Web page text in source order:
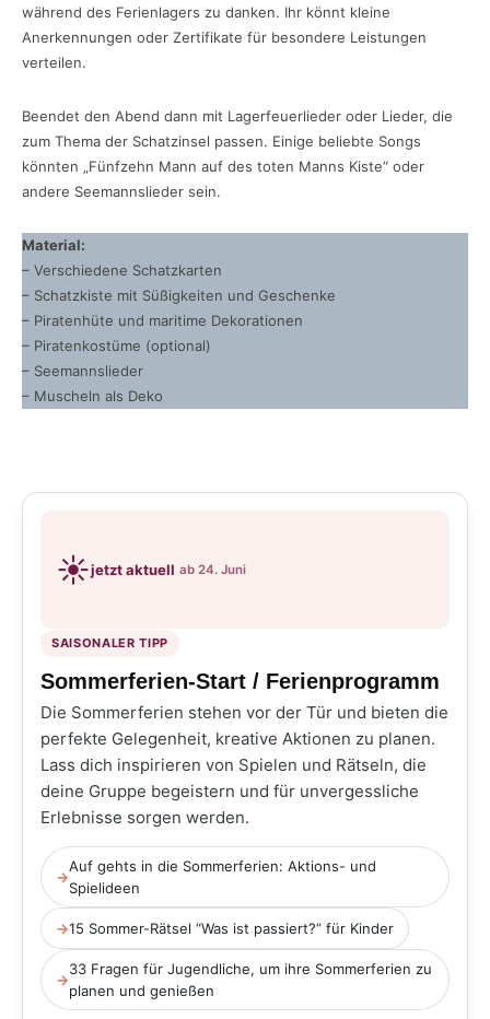
während des Ferienlagers zu danken. Ihr könnt kleine
Anerkennungen oder Zertifikate für besondere Leistungen
verteilen.
Beendet den Abend dann mit Lagerfeuerlieder oder Lieder, die
zum Thema der Schatzinsel passen. Einige beliebte Songs
könnten „Fünfzehn Mann auf des toten Manns Kiste“ oder
andere Seemannslieder sein.
Material:
– Verschiedene Schatzkarten
– Schatzkiste mit Süßigkeiten und Geschenke
– Piratenhüte und maritime Dekorationen
– Piratenkostüme (optional)
– Seemannslieder
– Muscheln als Deko
☀️jetzt aktuell ab 24. Juni
SAISONALER TIPP
Sommerferien-Start / Ferienprogramm
Die Sommerferien stehen vor der Tür und bieten die
perfekte Gelegenheit, kreative Aktionen zu planen.
Lass dich inspirieren von Spielen und Rätseln, die
deine Gruppe begeistern und für unvergessliche
Erlebnisse sorgen werden.
→
Auf gehts in die Sommerferien: Aktions- und
Spielideen
→15 Sommer-Rätsel “Was ist passiert?” für Kinder
→
33 Fragen für Jugendliche, um ihre Sommerferien zu
planen und genießen